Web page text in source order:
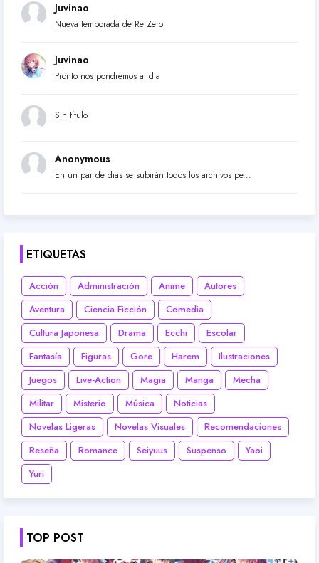
Juvinao
Nueva temporada de Re Zero
Juvinao
Pronto nos pondremos al dia
Sin título
Anonymous
En un par de dias se subirán todos los archivos pe...
ETIQUETAS
Acción Administración Anime
Autores
Aventura
Ciencia Ficción
Comedia
Cultura Japonesa
Drama Ecchi
Escolar
Fantasía
Figuras Gore Harem
Ilustraciones
Juegos
Live-Action Magia Manga
Mecha
Militar
Misterio Música
Noticias
Novelas Ligeras
Novelas Visuales
Recomendaciones
Reseña
Romance Seiyuus Suspenso
Yaoi
Yuri
TOP POST